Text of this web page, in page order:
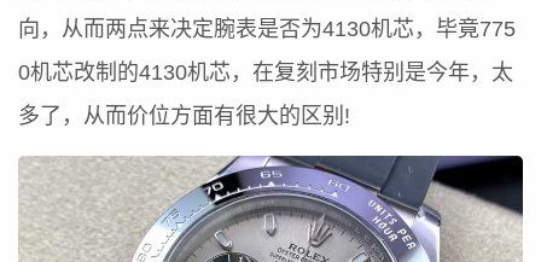
向，从而两点来决定腕表是否为4130机芯，毕竟775
0机芯改制的4130机芯，在复刻市场特别是今年，太
多了，从而价位方面有很大的区别!